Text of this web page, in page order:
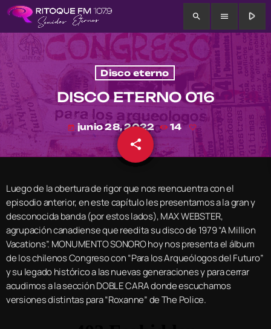
search menu play_arrow
Disco eterno
DISCO ETERNO 016
today junio 28, 2022 14
share
email
Luego de la obertura de rigor que nos reencuentra con el
episodio anterior, en este capítulo les presentamos a la gran y
desconocida banda (por estos lados), MAX WEBSTER,
agrupación canadiense que reedita su disco de 1979 “A Million
Vacations”. MONUMENTO SONORO hoy nos presenta el álbum
de los chilenos Congreso con “Para los Arqueólogos del Futuro”
y su legado histórico a las nuevas generaciones y para cerrar
acudimos a la sección DOBLE CARA donde escuchamos
versiones distintas para “Roxanne” de The Police.